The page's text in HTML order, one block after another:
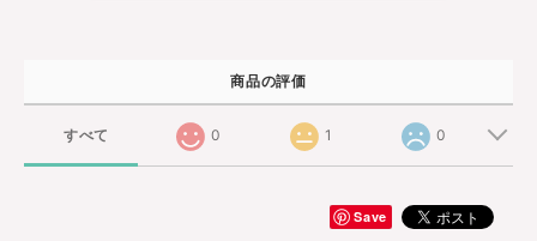
商品の評価
すべて 0 1 0
Save